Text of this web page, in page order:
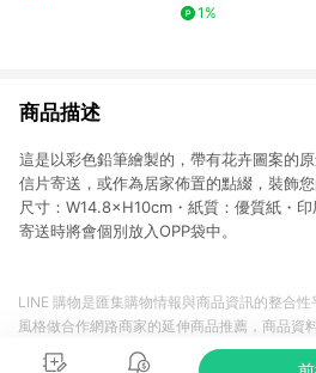
1%
商品描述
這是以彩色鉛筆繪製的，帶有花卉圖案的
信片寄送，或作為居家佈置的點綴，裝飾
尺寸：W14.8×H10cm・紙質：優質紙・
寄送時將會個別放入OPP袋中。
LINE 購物是匯集購物情報與商品資訊的整合
風格做合作網路商家的延伸商品推薦，商品資
商品至各合作網路商家，確認現售價與購物